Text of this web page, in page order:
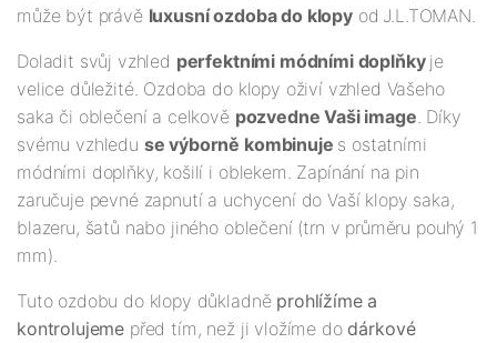
může být právě luxusní ozdoba do klopyod J.L.TOMAN.
Doladit svůj vzhled perfektními módními doplňky je
velice důležité. Ozdoba do klopy oživí vzhled Vašeho
saka či oblečení a celkově pozvedne Vaši image . Díky
svému vzhledu se výborně kombinuje s ostatními
módními doplňky, košilí i oblekem. Zapínání na pin
zaručuje pevné zapnutí a uchycení do Vaší klopy saka,
blazeru, šatů nabo jiného oblečení (trn v průměru pouhý 1
mm).
Tuto ozdobu do klopy důkladně prohlížíme a
kontrolujeme před tím, než ji vložíme do dárkové